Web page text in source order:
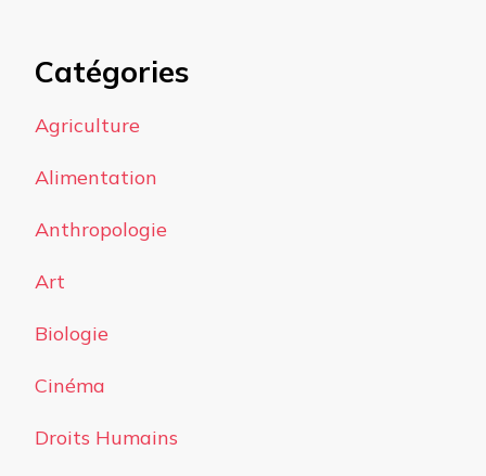
Catégories
Agriculture
Alimentation
Anthropologie
Art
Biologie
Cinéma
Droits Humains